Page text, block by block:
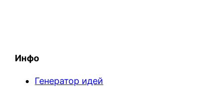
Инфо
Генератор идей